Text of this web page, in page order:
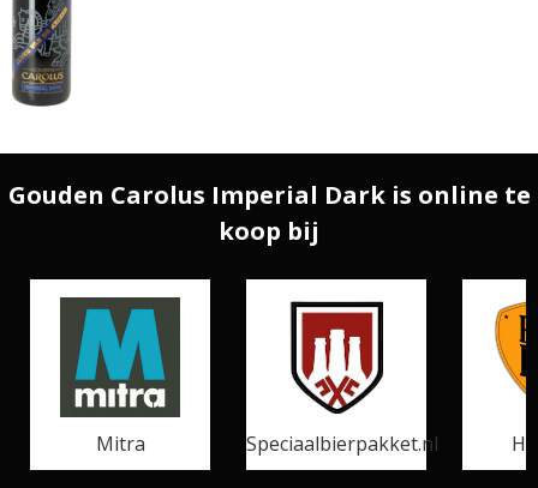
Gouden Carolus Imperial Dark is online te
koop bij
Mitra Speciaalbierpakket.nl